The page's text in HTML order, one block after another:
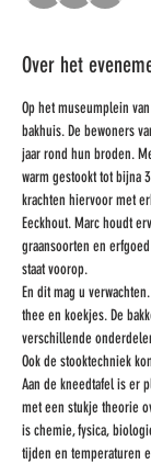
Over het
Op het museumplein
bakhuis. De bewoners
jaar rond hun broden.
warm gestookt tot bijna
krachten hiervoor met
Eeckhout. Marc houdt
graansoorten en
staat voorop.
En dit mag u
thee en koekjes. De
verschillende
Ook de stooktechniek
Aan de kneedtafel is er
met een stukje theorie
is chemie, fysica,
tijden en temperaturen